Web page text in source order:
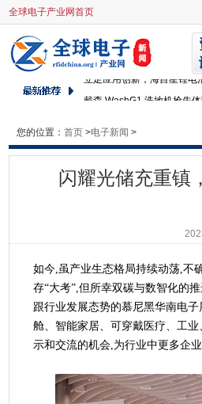
全球电子产业网首页
京津冀携手促进绿色发展，
京东方等发布6项揭榜挂帅
立足应用创新，海目星锂电
摇滚吉他手MIYAVI 携
上课时接到诺贝尔获奖电话
新增SiC和IGBT模型，罗姆
填补空白关键性材料，国
京西智谷如何助力人工智能
“一根线”的功夫，做成行业
成果丰硕！高频科技参展
凝心聚力促进半导体产业协
海目星激光辅助快速烧结设
伪智能、弱交互、难互通...
锚定精准护肤 AMIRO觅光
先进超纯水工艺助力芯片良
您的位置： 首页 >电子新闻 >
闪耀光储充重镇
如今,虽产业生态格局持续动荡,不
存“大考”,但所幸双碳与数智化的
跟行业发展态势的慕尼黑华南电
舱、智能家居、可穿戴医疗、工
示和交流的机会,为行业中更多企